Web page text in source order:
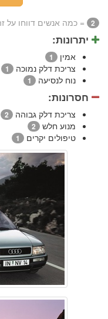
2 = כמה אנשים דווחו על
יתרונות:
אמין 1
צריכת דלק נמוכה 1
נוח לנסיעה 1
חסרונות:
צריכת דלק גבוהה 2
מנוע חלש 2
טיפולים יקרים 1